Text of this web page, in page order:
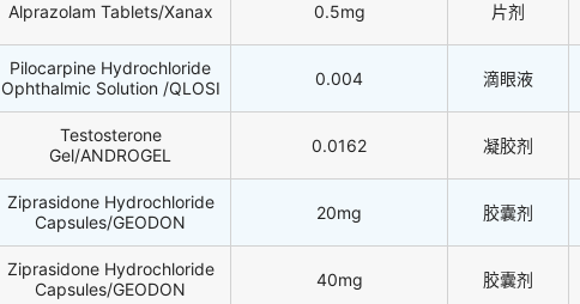
Alprazolam Tablets/Xanax 0.5mg 片剂
Pilocarpine Hydrochloride
Ophthalmic Solution /QLOSI
0.004 滴眼液
Testosterone
Gel/ANDROGEL
0.0162 凝胶剂
Ziprasidone Hydrochloride
Capsules/GEODON
20mg 胶囊剂
Ziprasidone Hydrochloride
Capsules/GEODON
40mg 胶囊剂